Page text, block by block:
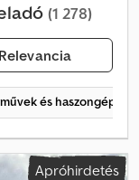
(1 278)
és
Apróhirdetés